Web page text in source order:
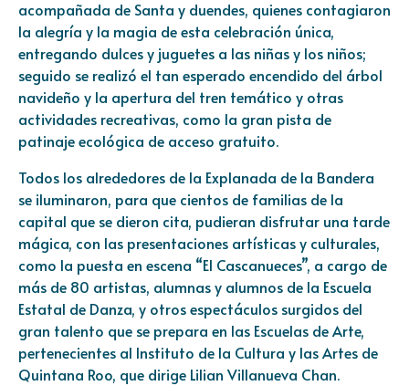
acompañada de Santa y duendes, quienes contagiaron
la alegría y la magia de esta celebración única,
entregando dulces y juguetes a las niñas y los niños;
seguido se realizó el tan esperado encendido del árbol
navideño y la apertura del tren temático y otras
actividades recreativas, como la gran pista de
patinaje ecológica de acceso gratuito.
Todos los alrededores de la Explanada de la Bandera
se iluminaron, para que cientos de familias de la
capital que se dieron cita, pudieran disfrutar una tarde
mágica, con las presentaciones artísticas y culturales,
como la puesta en escena “El Cascanueces”, a cargo de
más de 80 artistas, alumnas y alumnos de la Escuela
Estatal de Danza, y otros espectáculos surgidos del
gran talento que se prepara en las Escuelas de Arte,
pertenecientes al Instituto de la Cultura y las Artes de
Quintana Roo, que dirige Lilian Villanueva Chan.